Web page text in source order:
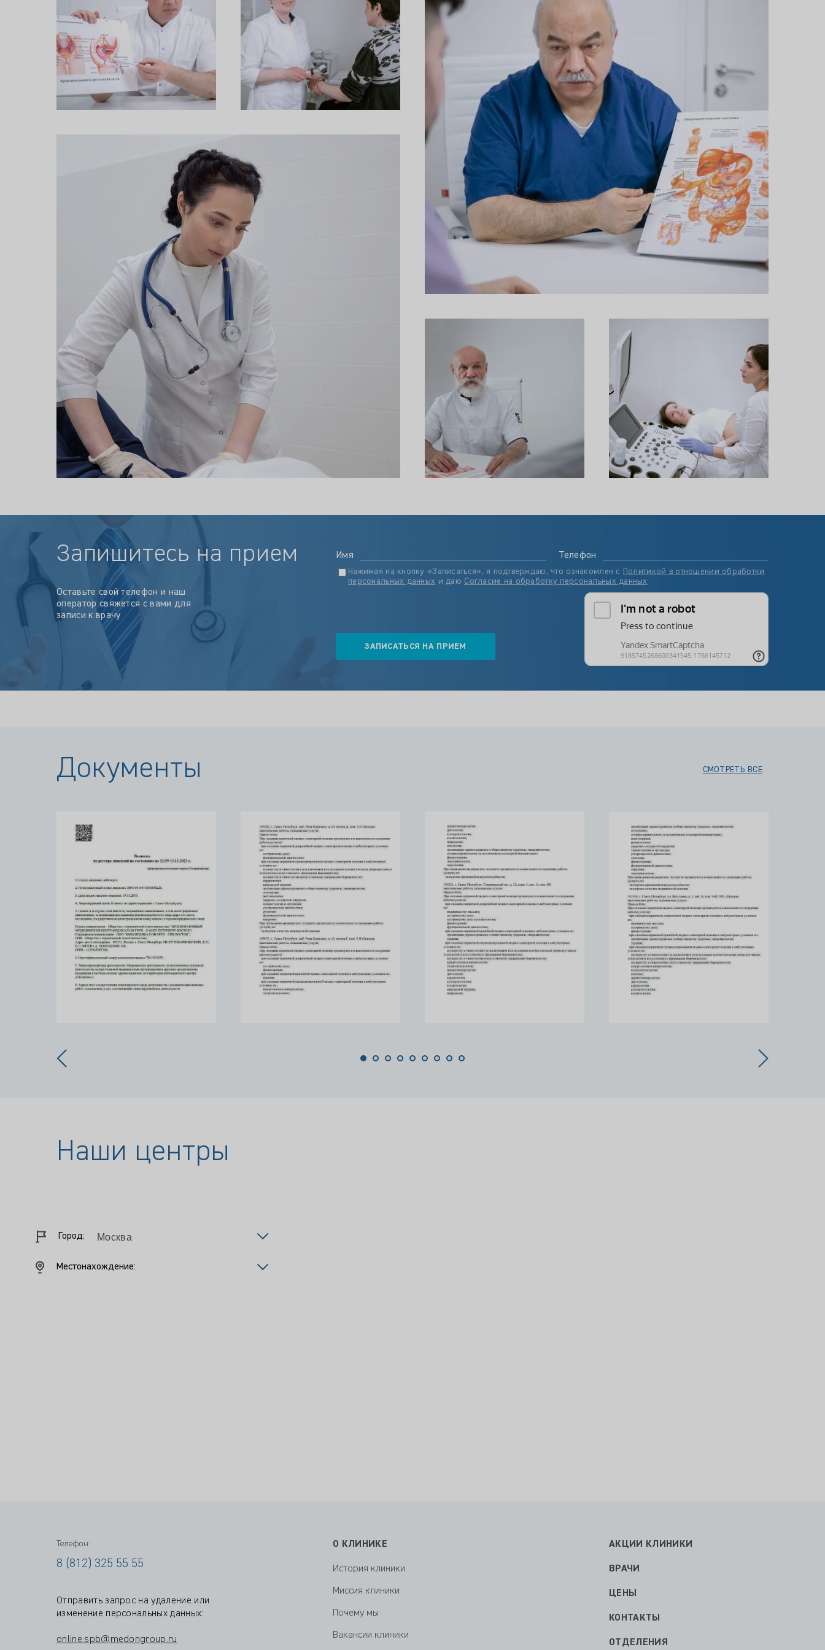
Запишитесь на прием
Оставьте свой телефон и наш
оператор свяжется с вами для
записи к врачу
Имя Телефон
Нажимая на кнопку «Записаться», я подтверждаю, что ознакомлен с
Политикой в отношении обработки
персональных данных и даю Согласие на обработку персональных данных
Документы СМОТРЕТЬ ВСЕ
Наши центры
Город:
Местонахождение:
Телефон:
8 (812) 325 55 55
Отправить запрос на удаление или
изменение персональных данных:
online.spb@medongroup.ru
О КЛИНИКЕ
История клиники
Миссия клиники
Почему мы
Вакансии клиники
АКЦИИ КЛИНИКИ
ВРАЧИ
ЦЕНЫ
КОНТАКТЫ
ОТДЕЛЕНИЯ